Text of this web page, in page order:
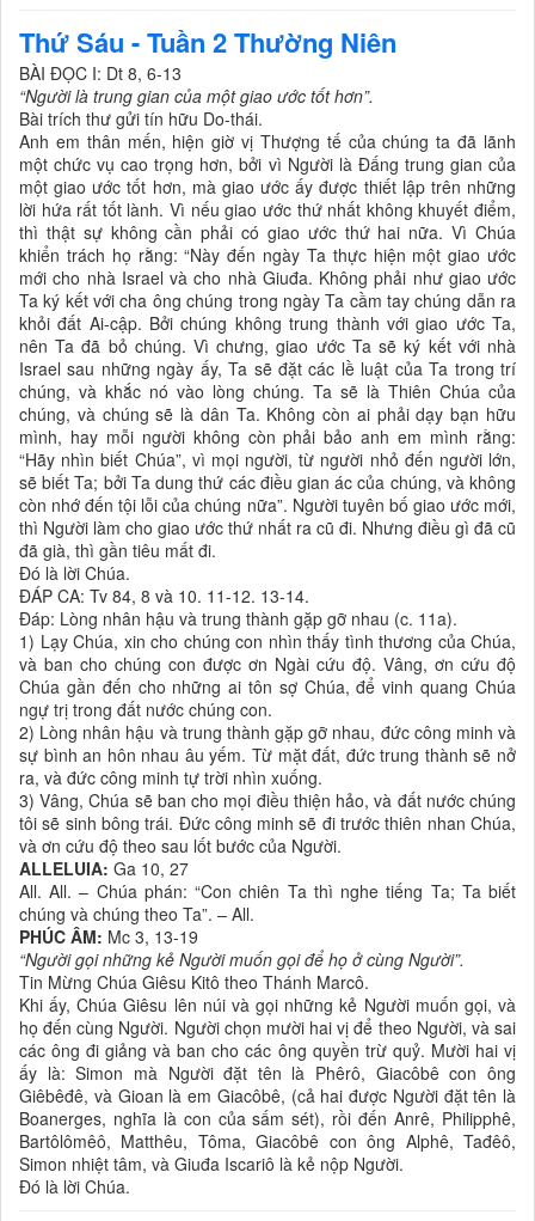
Thứ Sáu - Tuần 2 Thường Niên
BÀI ÐỌC I: Dt 8, 6-13
“Người là trung gian của một giao ước tốt hơn”.
Bài trích thư gửi tín hữu Do-thái.
Anh em thân mến, hiện giờ vị Thượng tế của chúng ta đã lãnh
một chức vụ cao trọng hơn, bởi vì Người là Ðấng trung gian của
một giao ước tốt hơn, mà giao ước ấy được thiết lập trên những
lời hứa rất tốt lành. Vì nếu giao ước thứ nhất không khuyết điểm,
thì thật sự không cần phải có giao ước thứ hai nữa. Vì Chúa
khiển trách họ rằng: “Này đến ngày Ta thực hiện một giao ước
mới cho nhà Israel và cho nhà Giuđa. Không phải như giao ước
Ta ký kết với cha ông chúng trong ngày Ta cầm tay chúng dẫn ra
khỏi đất Ai-cập. Bởi chúng không trung thành với giao ước Ta,
nên Ta đã bỏ chúng. Vì chưng, giao ước Ta sẽ ký kết với nhà
Israel sau những ngày ấy, Ta sẽ đặt các lề luật của Ta trong trí
chúng, và khắc nó vào lòng chúng. Ta sẽ là Thiên Chúa của
chúng, và chúng sẽ là dân Ta. Không còn ai phải dạy bạn hữu
mình, hay mỗi người không còn phải bảo anh em mình rằng:
“Hãy nhìn biết Chúa”, vì mọi người, từ người nhỏ đến người lớn,
sẽ biết Ta; bởi Ta dung thứ các điều gian ác của chúng, và không
còn nhớ đến tội lỗi của chúng nữa”. Người tuyên bố giao ước mới,
thì Người làm cho giao ước thứ nhất ra cũ đi. Nhưng điều gì đã cũ
đã già, thì gần tiêu mất đi.
Ðó là lời Chúa.
ÐÁP CA: Tv 84, 8 và 10. 11-12. 13-14.
Ðáp: Lòng nhân hậu và trung thành gặp gỡ nhau (c. 11a).
1) Lạy Chúa, xin cho chúng con nhìn thấy tình thương của Chúa,
và ban cho chúng con được ơn Ngài cứu độ. Vâng, ơn cứu độ
Chúa gần đến cho những ai tôn sợ Chúa, để vinh quang Chúa
ngự trị trong đất nước chúng con.
2) Lòng nhân hậu và trung thành gặp gỡ nhau, đức công minh và
sự bình an hôn nhau âu yếm. Từ mặt đất, đức trung thành sẽ nở
ra, và đức công minh tự trời nhìn xuống.
3) Vâng, Chúa sẽ ban cho mọi điều thiện hảo, và đất nước chúng
tôi sẽ sinh bông trái. Ðức công minh sẽ đi trước thiên nhan Chúa,
và ơn cứu độ theo sau lốt bước của Người.
ALLELUIA: Ga 10, 27
All. All. – Chúa phán: “Con chiên Ta thì nghe tiếng Ta; Ta biết
chúng và chúng theo Ta”. – All.
PHÚC ÂM: Mc 3, 13-19
“Người gọi những kẻ Người muốn gọi để họ ở cùng Người”.
Tin Mừng Chúa Giêsu Kitô theo Thánh Marcô.
Khi ấy, Chúa Giêsu lên núi và gọi những kẻ Người muốn gọi, và
họ đến cùng Người. Người chọn mười hai vị để theo Người, và sai
các ông đi giảng và ban cho các ông quyền trừ quỷ. Mười hai vị
ấy là: Simon mà Người đặt tên là Phêrô, Giacôbê con ông
Giêbêđê, và Gioan là em Giacôbê, (cả hai được Người đặt tên là
Boanerges, nghĩa là con của sấm sét), rồi đến Anrê, Philipphê,
Bartôlômêô, Matthêu, Tôma, Giacôbê con ông Alphê, Tađêô,
Simon nhiệt tâm, và Giuđa Iscariô là kẻ nộp Người.
Ðó là lời Chúa.